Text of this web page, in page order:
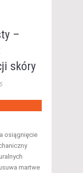
–
skóry
osiągnięcie
martwe